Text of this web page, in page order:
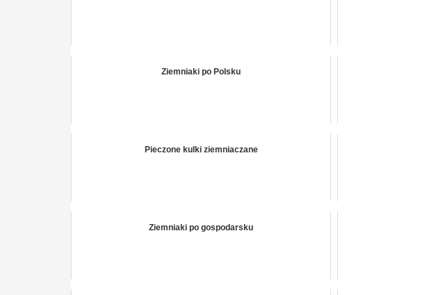
Ziemniaki po Polsku
Pieczone kulki ziemniaczane
Ziemniaki po gospodarsku